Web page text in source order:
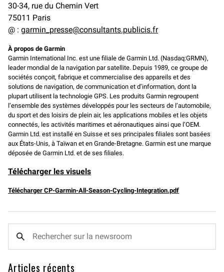
30-34, rue du Chemin Vert
75011 Paris
@ : garmin_presse@consultants.publicis.fr
À propos de Garmin
Garmin International Inc. est une filiale de Garmin Ltd. (Nasdaq:GRMN),
leader mondial de la navigation par satellite. Depuis 1989, ce groupe de
sociétés conçoit, fabrique et commercialise des appareils et des
solutions de navigation, de communication et d’information, dont la
plupart utilisent la technologie GPS. Les produits Garmin regroupent
l’ensemble des systèmes développés pour les secteurs de l’automobile,
du sport et des loisirs de plein air, les applications mobiles et les objets
connectés, les activités maritimes et aéronautiques ainsi que l’OEM.
Garmin Ltd. est installé en Suisse et ses principales filiales sont basées
aux États-Unis, à Taïwan et en Grande-Bretagne. Garmin est une marque
déposée de Garmin Ltd. et de ses filiales.
Télécharger les visuels
Télécharger CP-Garmin-All-Season-Cycling-Integration.pdf
Articles récents